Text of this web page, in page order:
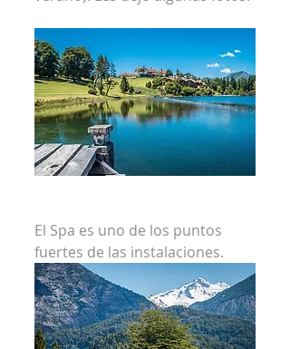
El Spa es uno de los puntos
fuertes de las instalaciones.